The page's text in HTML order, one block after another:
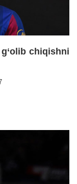
chiqishni